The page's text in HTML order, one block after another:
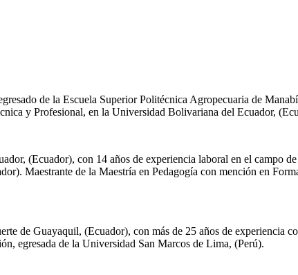
de la Escuela Superior Politécnica Agropecuaria de
y Profesional, en la Universidad Bolivariana del Ecuador,
(Ecuador), con 14 años de experiencia laboral en el campo
Maestrante de la Maestría en Pedagogía con mención en
de Guayaquil, (Ecuador), con más de 25 años de experiencia
egresada de la Universidad San Marcos de Lima, (Perú).